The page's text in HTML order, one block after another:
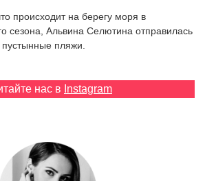
происходит на берегу моря в
сезона, Альвина Селютина отправилась
пляжи.
нас в Instagram